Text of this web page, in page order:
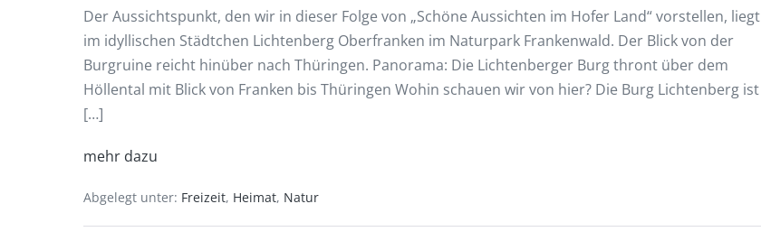
Der Aussichtspunkt, den wir in dieser Folge von „Schöne Aussichten im Hofer Land“ vorstellen, liegt
im idyllischen Städtchen Lichtenberg Oberfranken im Naturpark Frankenwald. Der Blick von der
Burgruine reicht hinüber nach Thüringen. Panorama: Die Lichtenberger Burg thront über dem
Höllental mit Blick von Franken bis Thüringen Wohin schauen wir von hier? Die Burg Lichtenberg ist
[…]
mehr dazu
Abgelegt unter: Freizeit, Heimat, Natur